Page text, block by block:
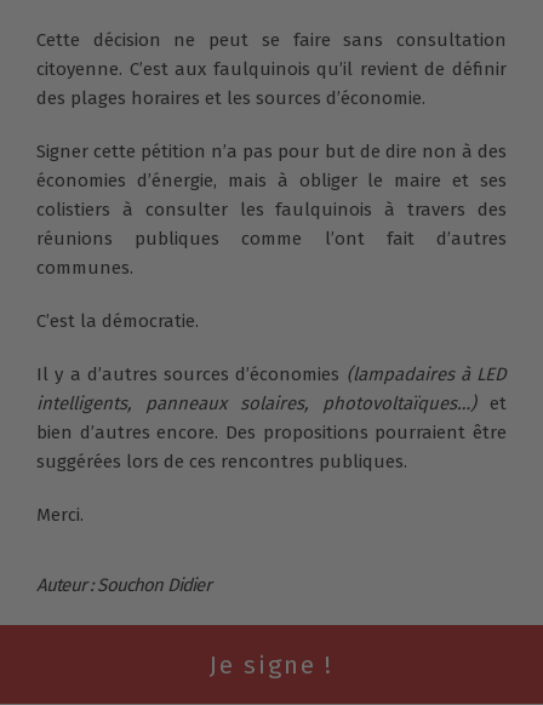
Cette décision ne peut se faire sans consultation
citoyenne. C’est aux faulquinois qu’il revient de définir
des plages horaires et les sources d’économie.
Signer cette pétition n’a pas pour but de dire non à des
économies d’énergie, mais à obliger le maire et ses
colistiers à consulter les faulquinois à travers des
réunions publiques comme l’ont fait d’autres
communes.
C’est la démocratie.
Il y a d’autres sources d’économies (lampadaires à LED
intelligents, panneaux solaires, photovoltaïques…) et
bien d’autres encore. Des propositions pourraient être
suggérées lors de ces rencontres publiques.
Merci.
Auteur : Souchon Didier